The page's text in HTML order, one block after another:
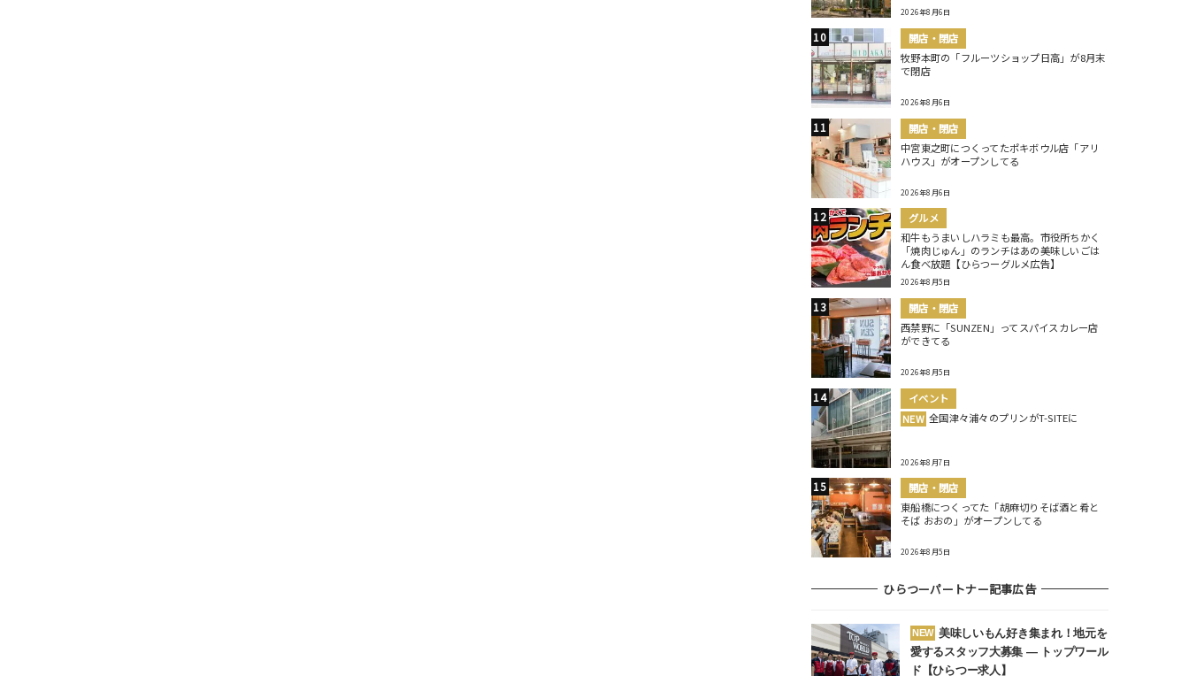
2026年8月6日
開店・閉店
牧野本町の「フルーツショップ日高」が8月末
で閉店
2026年8月6日
開店・閉店
中宮東之町につくってたポキボウル店「アリ
ハウス」がオープンしてる
2026年8月6日
グルメ
和牛もうまいしハラミも最高。市役所ちかく
「焼肉じゅん」のランチはあの美味しいごは
ん食べ放題【ひらつーグルメ広告】
2026年8月5日
開店・閉店
西禁野に「SUNZEN」ってスパイスカレー店
ができてる
2026年8月5日
イベント
NEW 全国津々浦々のプリンがT-SITEに
2026年8月7日
開店・閉店
東船橋につくってた「胡麻切りそば酒と肴と
そば おおの」がオープンしてる
2026年8月5日
ひらつーパートナー記事広告
NEW 美味しいもん好き集まれ！地元を
愛するスタッフ大募集 ― トップワール
ド【ひらつー求人】